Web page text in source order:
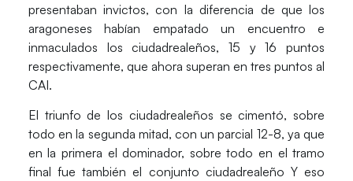
presentaban invictos, con la diferencia de que los
aragoneses habían empatado un encuentro e
inmaculados los ciudadrealeños, 15 y 16 puntos
respectivamente, que ahora superan en tres puntos al
CAI.
El triunfo de los ciudadrealeños se cimentó, sobre
todo en la segunda mitad, con un parcial 12-8, ya que
en la primera el dominador, sobre todo en el tramo
final fue también el conjunto ciudadrealeño Y eso